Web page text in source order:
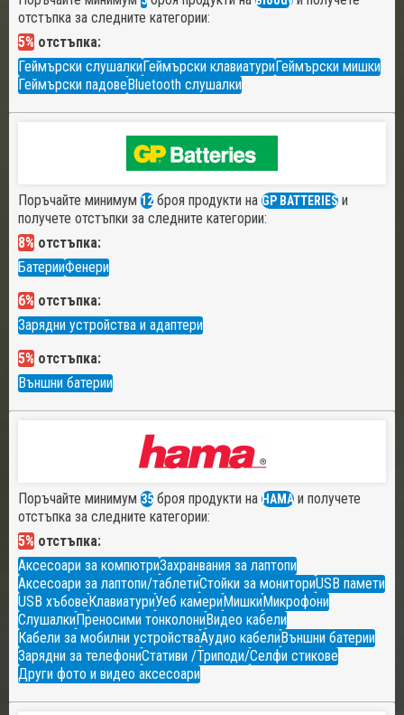
отстъпка за следните категории:
5% отстъпка:
Геймърски слушалкиГеймърски клавиатуриГеймърски мишки
Геймърски падовеBluetooth слушалки
Поръчайте минимум 12 броя продукти на GP BATTERIES и
получете отстъпки за следните категории:
8% отстъпка:
БатерииФенери
6% отстъпка:
Зарядни устройства и адаптери
5% отстъпка:
Външни батерии
Поръчайте минимум 35 броя продукти на HAMA и получете
отстъпка за следните категории:
5% отстъпка:
Аксесоари за компютриЗахранвания за лаптопи
Аксесоари за лаптопи/таблетиСтойки за мониториUSB памети
USB хъбовеКлавиатуриУеб камериМишкиМикрофони
СлушалкиПреносими тонколониВидео кабели
Кабели за мобилни устройстваАудио кабелиВъншни батерии
Зарядни за телефониСтативи /Триподи/Селфи стикове
Други фото и видео аксесоари